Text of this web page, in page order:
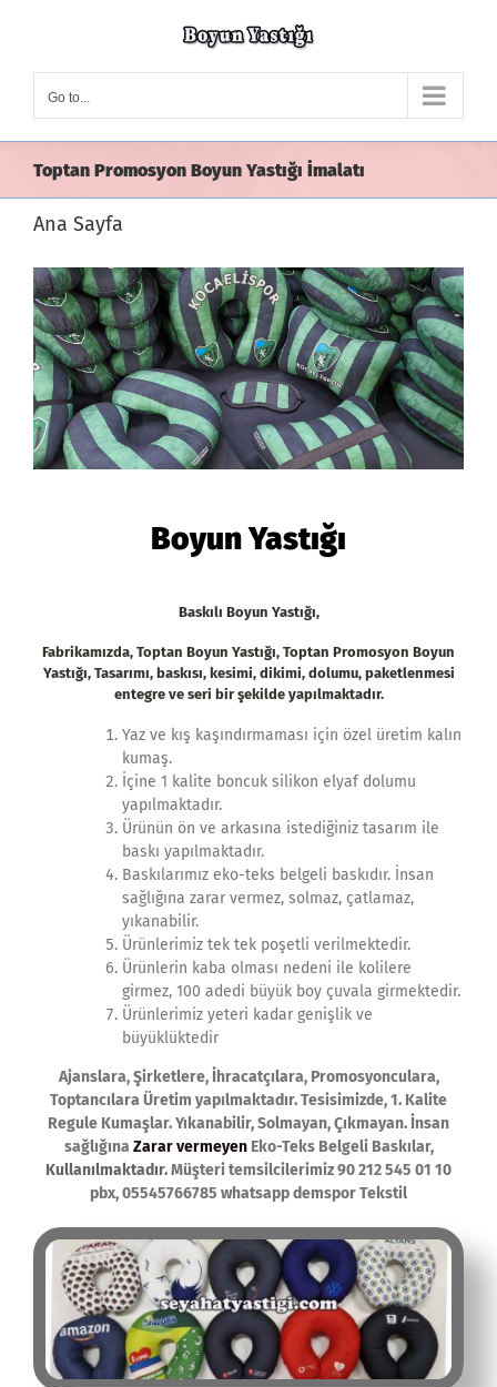
Go to...
Toptan Promosyon Boyun Yastığı İmalatı
Ana Sayfa
Boyun Yastığı
Baskılı Boyun Yastığı,
Fabrikamızda, Toptan Boyun Yastığı, Toptan Promosyon Boyun
Yastığı, Tasarımı, baskısı, kesimi, dikimi, dolumu, paketlenmesi
entegre ve seri bir şekilde yapılmaktadır.
Yaz ve kış kaşındırmaması için özel üretim kalın
kumaş.
İçine 1 kalite boncuk silikon elyaf dolumu
yapılmaktadır.
Ürünün ön ve arkasına istediğiniz tasarım ile
baskı yapılmaktadır.
Baskılarımız eko-teks belgeli baskıdır. İnsan
sağlığına zarar vermez, solmaz, çatlamaz,
yıkanabilir.
Ürünlerimiz tek tek poşetli verilmektedir.
Ürünlerin kaba olması nedeni ile kolilere
girmez, 100 adedi büyük boy çuvala girmektedir.
Ürünlerimiz yeteri kadar genişlik ve
büyüklüktedir
Ajanslara, Şirketlere, İhracatçılara, Promosyonculara,
Toptancılara Üretim yapılmaktadır. Tesisimizde, 1. Kalite
Regule Kumaşlar. Yıkanabilir, Solmayan, Çıkmayan. İnsan
sağlığına Zarar vermeyenEko-Teks Belgeli Baskılar,
Kullanılmaktadır.Müşteri temsilcilerimiz 90 212 545 01 10
pbx, 05545766785 whatsapp demspor Tekstil